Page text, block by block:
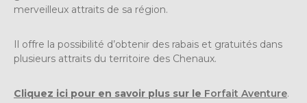
merveilleux attraits de sa région.
Il offre la possibilité d’obtenir des rabais et gratuités dans
plusieurs attraits du territoire des Chenaux.
Cliquez ici pour en savoir plus sur le Forfait Aventure.